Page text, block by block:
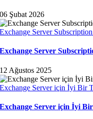
06 Şubat 2026
Exchange Server
Exchange Server
12 Ağustos 2025
Exchange Server için İyi Bir
Exchange Server için İyi